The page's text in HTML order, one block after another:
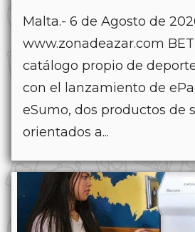
Malta.- 6 de Agosto de
www.zonadeazar.com
catálogo propio de
con el lanzamiento de
eSumo, dos productos de
orientados a...